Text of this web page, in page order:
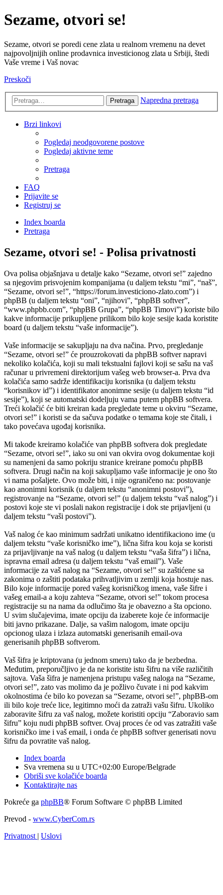
Sezame, otvori se!
Sezame, otvori se poredi cene zlata u realnom vremenu na devet
najpovoljnijih online prodavnica investicionog zlata u Srbiji, štedi
Vaše vreme i Vaš novac
Preskoči
Pretraga Napredna pretraga
Brzi linkovi
Pogledaj neodgovorene postove
Pogledaj aktivne teme
Pretraga
FAQ
Prijavite se
Registruj se
Index boarda
Pretraga
Sezame, otvori se! - Polisa privatnosti
Ova polisa objašnjava u detalje kako “Sezame, otvori se!” zajedno
sa njegovim prisvojenim kompanijama (u daljem tekstu “mi”, “naš”,
“Sezame, otvori se!”, “https://forum.investiciono-zlato.com”) i
phpBB (u daljem tekstu “oni”, “njihovi”, “phpBB softver”,
“www.phpbb.com”, “phpBB Grupa”, “phpBB Timovi”) koriste bilo
kakve informacije prikupljene prilikom bilo koje sesije kada koristite
board (u daljem tekstu “vaše informacije”).
Vaše informacije se sakupljaju na dva načina. Prvo, pregledanje
“Sezame, otvori se!” će prouzrokovati da phpBB softver napravi
nekoliko kolačića, koji su mali tekstualni fajlovi koji se sašu na vaš
računar u privremeni direktorijum vašeg web browser-a. Prva dva
kolačića samo sadrže identifikaciju korisnika (u daljem tekstu
“korisnikov id”) i identifikator anonimne sesije (u daljem tekstu “id
sesije”), koji se automatski dodeljuju vama putem phpBB softvera.
Treći kolačić će biti kreiran kada pregledate teme u okviru “Sezame,
otvori se!” i koristi se da sačuva podatke o temama koje ste čitali, i
tako povećava ugođaj korisnika.
Mi takođe kreiramo kolačiće van phpBB softvera dok pregledate
“Sezame, otvori se!”, iako su oni van okvira ovog dokumentae koji
su namenjeni da samo pokriju stranice kreirane pomoću phpBB
softvera. Drugi način na koji sakupljamo vaše informacije je ono što
vi nama pošaljete. Ovo može biti, i nije ograničeno na: postovanje
kao anonimni korisnik (u daljem tekstu “anonimni postovi”),
registrovanje na “Sezame, otvori se!” (u daljem tekstu “vaš nalog”) i
postovi koje ste vi poslali nakon registracije i dok ste prijavljeni (u
daljem tekstu “vaši postovi”).
Vaš nalog će kao minimum sadržati unikatno identifikaciono ime (u
daljem tekstu “vaše korisničko ime”), lična šifra kou koja se koristi
za prijavljivanje na vaš nalog (u daljem tekstu “vaša šifra”) i lična,
ispravna email adresa (u daljem tekstu “vaš email”). Vaše
informacije za vaš nalog na “Sezame, otvori se!” su zaštićene sa
zakonima o zaštiti podataka prihvatljivim u zemlji koja hostuje nas.
Bilo koje informacije pored vašeg korisničkog imena, vaše šifre i
vašeg email-a a koju zahteva “Sezame, otvori se!” tokom procesa
registracije su na nama da odlučimo šta je obavezno a šta opciono.
U svim slučajevima, imate opciju da izaberete koje će informacije
biti javno prikazane. Dalje, sa vašim nalogom, imate opciju
opcionog ulaza i izlaza automatski generisanih email-ova
generisanih phpBB softverom.
Vaš šifra je kriptovana (u jednom smeru) tako da je bezbedna.
Međutim, preporučljivo je da ne koristite istu šifru na više različitih
sajtova. Vaša šifra je namenjena pristupu vašeg naloga na “Sezame,
otvori se!”, zato vas molimo da je požlivo čuvate i ni pod kakvim
okolnostima će bilo ko povezan sa “Sezame, otvori se!”, phpBB-om
ili bilo koje treće lice, legitimno moći da zatraži vašu šifru. Ukoliko
zaboravite šifru za vaš nalog, možete koristiti opciju “Zaboravio sam
šifru” koju nudi phpBB softver. Ovaj proces će od vas zatražiti vaše
korisničko ime i vaš email, i onda će phpBB softver generisati novu
šifru da povratite vaš nalog.
Index boarda
Sva vremena su u UTC+02:00 Europe/Belgrade
Obriši sve kolačiće boarda
Kontaktirajte nas
Pokreće ga phpBB® Forum Software © phpBB Limited
Prevod - www.CyberCom.rs
Privatnost | Uslovi